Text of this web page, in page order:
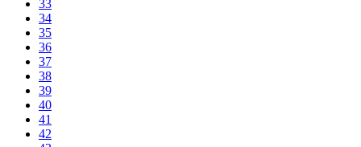
33
34
35
36
37
38
39
40
41
42